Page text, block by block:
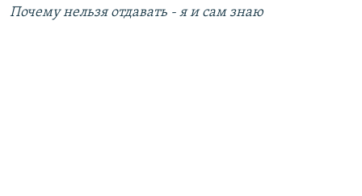
Почему нельзя отдавать - я и сам знаю